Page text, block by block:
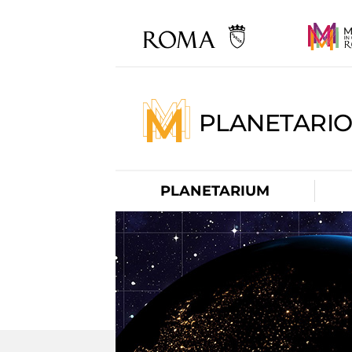
PLANETARIO
PLANETARIUM